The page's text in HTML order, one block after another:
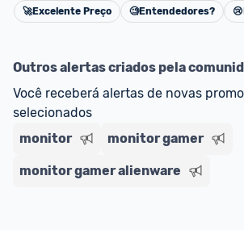
🚀Excelente Preço 🧐Entendedores? 😢
Outros alertas criados pela
Você receberá alertas de novas
selecionados
monitor
monitor gamer
monitor gamer alienware